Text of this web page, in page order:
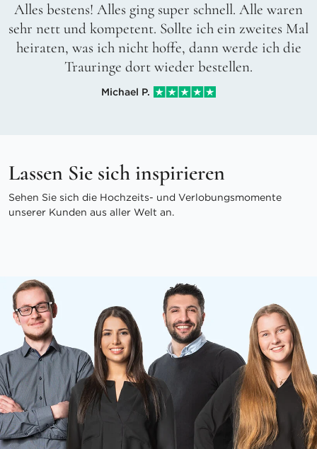
Alles bestens! Alles ging super schnell. Alle waren
sehr nett und kompetent. Sollte ich ein zweites Mal
heiraten, was ich nicht hoffe, dann werde ich die
Trauringe dort wieder bestellen.
Michael P.
Lassen Sie sich inspirieren
Sehen Sie sich die Hochzeits- und Verlobungsmomente
unserer Kunden aus aller Welt an.